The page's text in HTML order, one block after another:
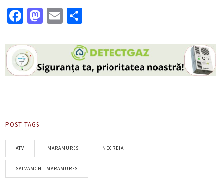
Facebook
Mastodon
Email
POST TAGS
ATV MARAMURES NEGREIA
SALVAMONT MARAMURES